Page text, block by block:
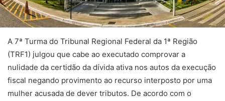
A 7ª Turma do Tribunal Regional Federal da 1ª Região
(TRF1) julgou que cabe ao executado comprovar a
nulidade da certidão da dívida ativa nos autos da execução
fiscal negando provimento ao recurso interposto por uma
mulher acusada de dever tributos. De acordo com o